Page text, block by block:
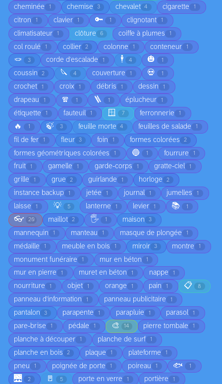
cheminée 1 chemise 3 chevalet 4 cigarette 1
citron 1 clavier 1 🔑 1 clignotant 1
climatisateur 1 clôture 6 coiffe à plumes 1
col roulé 1 collier 2 colonne 1 conteneur 1
🪢 3 corde d'escalade 1 🕴️ 4 🎃 1
coussin 2 🔪 4 couverture 1 💀 1
crochet 1 croix 1 débris 1 dessin 1
drapeau 1 🧣 1 🪜 1 éplucheur 1
étiquette 1 fauteuil 1 🪟 7 ferronnerie 1
🔥 1 🍃 3 feuille morte 4 feuilles de salade 1
fil de fer 1 fleur 3 foin 1 formes colorées 2
formes géométriques colorées 1 🔵 1 fourrure 1
fruit 1 gamelle 1 garde-corps 1 gratte-ciel 1
grille 1 grue 2 guirlande 1 horloge 2
instance backup 1 jetée 1 journal 1 jumelles 1
laisse 1 💡 5 lanterne 1 levier 1 📚 1
👓 20 maillot 2 🖐️ 1 maison 3
mannequin 1 manteau 1 masque de plongée 1
médaille 1 meuble en bois 1 miroir 3 montre 1
monument funéraire 1 mur en béton 1
mur en pierre 1 muret en béton 1 nappe 1
nourriture 1 objet 1 orange 1 pain 1 📋 8
panneau d'information 1 panneau publicitaire 1
pantalon 3 parapente 1 parapluie 1 parasol 1
pare-brise 1 pédale 1 🎨 14 pierre tombale 1
planche à découper 1 planche de surf 1
planche en bois 2 plaque 1 plateforme 1
pneu 1 poignée de porte 1 poireau 1 🐟 1
🌉 2 🚪 5 porte en verre 1 portière 1